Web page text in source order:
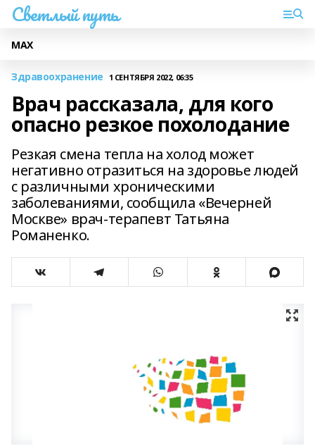
Светлый путь
МАХ
Здравоохранение 1 СЕНТЯБРЯ 2022, 06:35
Врач рассказала, для кого
опасно резкое похолодание
Резкая смена тепла на холод может
негативно отразиться на здоровье людей
с различными хроническими
заболеваниями, сообщила «Вечерней
Москве» врач-терапевт Татьяна
Романенко.